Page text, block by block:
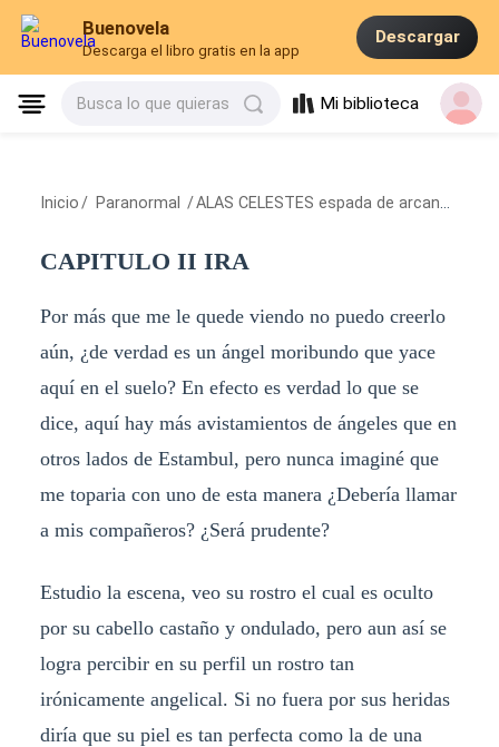
Buenovela
Descarga el libro gratis en la app
Descargar
Busca lo que quieras Mi biblioteca
Inicio / Paranormal /ALAS CELESTES espada de arcangel
CAPITULO II IRA
Por más que me le quede viendo no puedo creerlo
aún, ¿de verdad es un ángel moribundo que yace
aquí en el suelo? En efecto es verdad lo que se
dice, aquí hay más avistamientos de ángeles que en
otros lados de Estambul, pero nunca imaginé que
me toparia con uno de esta manera ¿Debería llamar
a mis compañeros? ¿Será prudente?
Estudio la escena, veo su rostro el cual es oculto
por su cabello castaño y ondulado, pero aun así se
logra percibir en su perfil un rostro tan
irónicamente angelical. Si no fuera por sus heridas
diría que su piel es tan perfecta como la de una